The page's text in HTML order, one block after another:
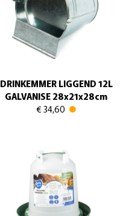
DRINKEMMER LIGGEND 12L
GALVANISE 28x21x28cm
€ 34,60